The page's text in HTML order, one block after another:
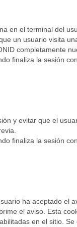
en el terminal del
un usuario visita
completamente
finaliza la sesión
y evitar que el
finaliza la sesión
ha aceptado el
el aviso. Esta
en el sitio.